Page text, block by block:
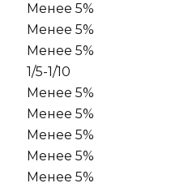
Менее 5%
Менее 5%
Менее 5%
1/5-1/10
Менее 5%
Менее 5%
Менее 5%
Менее 5%
Менее 5%